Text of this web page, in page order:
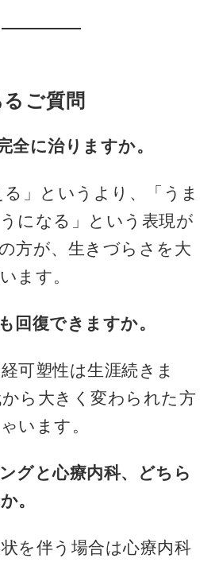
ご質問
全に治りますか。
」というより、「うま
になる」という表現が
方が、生きづらさを大
ます。
回復できますか。
可塑性は生涯続きま
ら大きく変わられた方
います。
グと心療内科、どちら
。
を伴う場合は心療内科